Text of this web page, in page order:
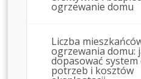
ogrzewanie domu
Liczba
ogrzewania domu:
dopasować system
potrzeb i kosztów